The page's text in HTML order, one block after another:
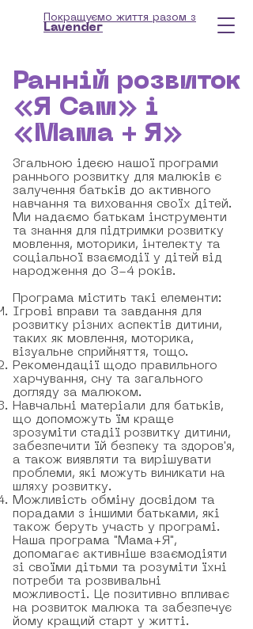
Покращуємо життя разом з
Lavender
Ранній розвиток
«Я Сам» і
«Мама + Я»
Згальною ідеєю нашої програми
раннього розвитку для малюків є
залучення батьків до активного
навчання та виховання своїх дітей.
Ми надаємо батькам інструменти
та знання для підтримки розвитку
мовлення, моторики, інтелекту та
соціальної взаємодії у дітей від
народження до 3-4 років.
Програма містить такі елементи:
Ігрові вправи та завдання для
розвитку різних аспектів дитини,
таких як мовлення, моторика,
візуальне сприйняття, тощо.
Рекомендації щодо правильного
харчування, сну та загального
догляду за малюком.
Навчальні матеріали для батьків,
що допоможуть їм краще
зрозуміти стадії розвитку дитини,
забезпечити їй безпеку та здоров'я,
а також виявляти та вирішувати
проблеми, які можуть виникати на
шляху розвитку.
Можливість обміну досвідом та
порадами з іншими батьками, які
також беруть участь у програмі.
Наша програма "Мама+Я",
допомагає активніше взаємодіяти
зі своїми дітьми та розуміти їхні
потреби та розвивальні
можливості. Це позитивно впливає
на розвиток малюка та забезпечує
йому кращий старт у житті.